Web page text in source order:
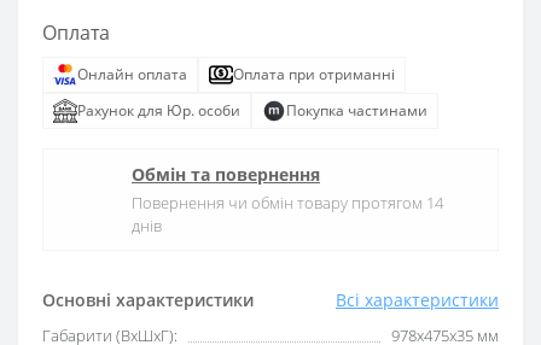
Основні характеристики Всі характеристики
Габарити (ВхШхГ):
978х475х35 мм
Оплата
Онлайн оплата
Оплата при отриманні
Рахунок для Юр. особи
Покупка частинами
Обмін та повернення
Повернення чи обмін товару протягом 14
днів